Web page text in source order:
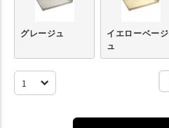
グレージュ
イエローベージ
ュ